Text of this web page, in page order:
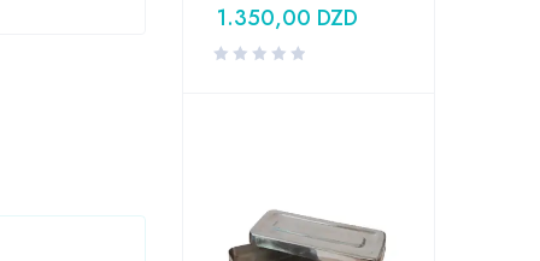
1.350,00 DZD